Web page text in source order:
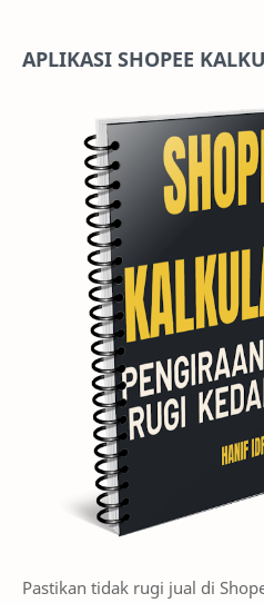
APLIKASI SHOPEE
Pastikan tidak rugi jual di